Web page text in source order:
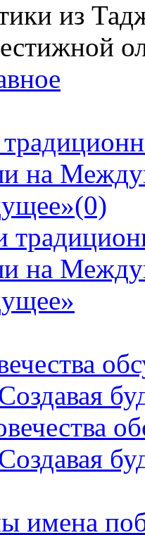
из
на
(0)
имена